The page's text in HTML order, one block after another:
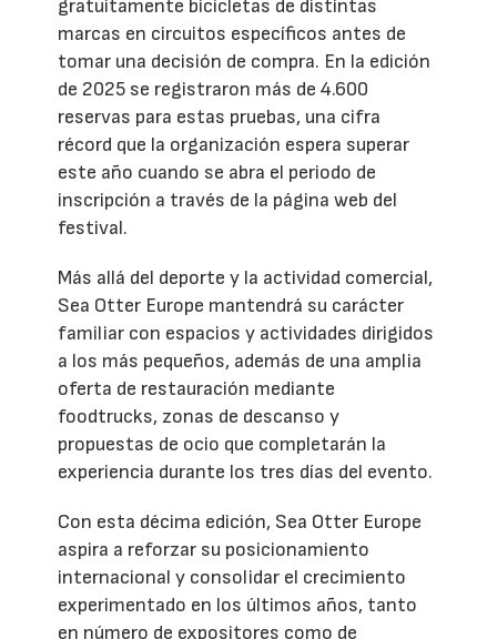
gratuitamente bicicletas de distintas
marcas en circuitos específicos antes de
tomar una decisión de compra. En la edición
de 2025 se registraron más de 4.600
reservas para estas pruebas, una cifra
récord que la organización espera superar
este año cuando se abra el periodo de
inscripción a través de la página web del
festival.
Más allá del deporte y la actividad comercial,
Sea Otter Europe mantendrá su carácter
familiar con espacios y actividades dirigidos
a los más pequeños, además de una amplia
oferta de restauración mediante
foodtrucks, zonas de descanso y
propuestas de ocio que completarán la
experiencia durante los tres días del evento.
Con esta décima edición, Sea Otter Europe
aspira a reforzar su posicionamiento
internacional y consolidar el crecimiento
experimentado en los últimos años, tanto
en número de expositores como de